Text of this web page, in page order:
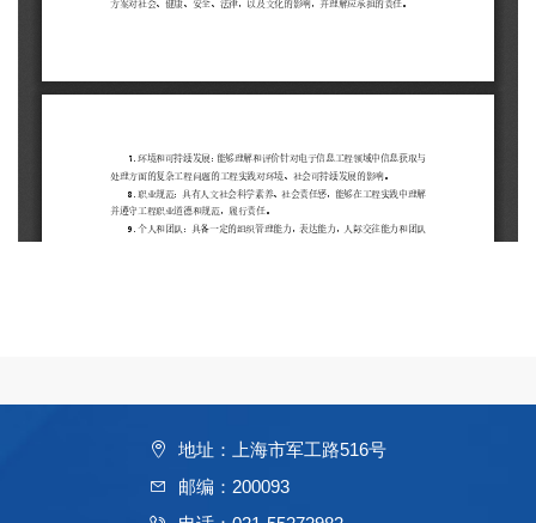
地址：上海市军工路516号
邮编：200093